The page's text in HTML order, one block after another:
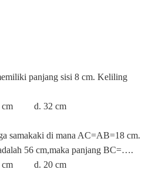
panjang sisi 8 cm. Keliling
cm d. 32 cm
samakaki di mana AC=AB=18 cm.
56 cm,maka panjang BC=….
cm d. 20 cm